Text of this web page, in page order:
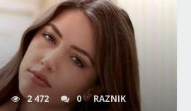
2 472 0 RAZNIK